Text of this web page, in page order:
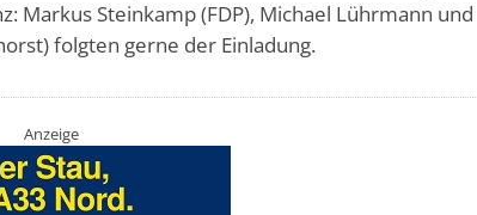
Markus Steinkamp (FDP), Michael Lührmann und
folgten gerne der Einladung.
Anzeige